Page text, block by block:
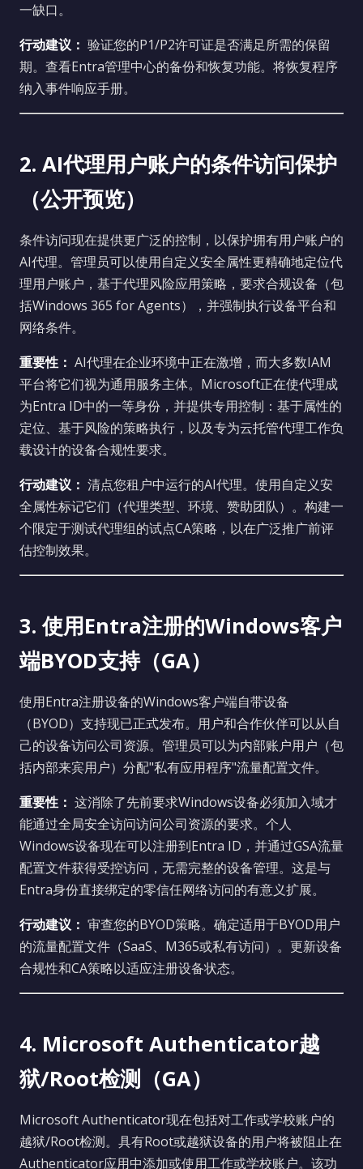
一缺口。
行动建议： 验证您的P1/P2许可证是否满足所需的保留
期。查看Entra管理中心的备份和恢复功能。将恢复程序
纳入事件响应手册。
2. AI代理用户账户的条件访问保护
（公开预览）
条件访问现在提供更广泛的控制，以保护拥有用户账户的
AI代理。管理员可以使用自定义安全属性更精确地定位代
理用户账户，基于代理风险应用策略，要求合规设备（包
括Windows 365 for Agents），并强制执行设备平台和
网络条件。
重要性： AI代理在企业环境中正在激增，而大多数IAM
平台将它们视为通用服务主体。Microsoft正在使代理成
为Entra ID中的一等身份，并提供专用控制：基于属性的
定位、基于风险的策略执行，以及专为云托管代理工作负
载设计的设备合规性要求。
行动建议： 清点您租户中运行的AI代理。使用自定义安
全属性标记它们（代理类型、环境、赞助团队）。构建一
个限定于测试代理组的试点CA策略，以在广泛推广前评
估控制效果。
3. 使用Entra注册的Windows客户
端BYOD支持（GA）
使用Entra注册设备的Windows客户端自带设备
（BYOD）支持现已正式发布。用户和合作伙伴可以从自
己的设备访问公司资源。管理员可以为内部账户用户（包
括内部来宾用户）分配"私有应用程序"流量配置文件。
重要性： 这消除了先前要求Windows设备必须加入域才
能通过全局安全访问访问公司资源的要求。个人
Windows设备现在可以注册到Entra ID，并通过GSA流量
配置文件获得受控访问，无需完整的设备管理。这是与
Entra身份直接绑定的零信任网络访问的有意义扩展。
行动建议： 审查您的BYOD策略。确定适用于BYOD用户
的流量配置文件（SaaS、M365或私有访问）。更新设备
合规性和CA策略以适应注册设备状态。
4. Microsoft Authenticator越
狱/Root检测（GA）
Microsoft Authenticator现在包括对工作或学校账户的
越狱/Root检测。具有Root或越狱设备的用户将被阻止在
Authenticator应用中添加或使用工作或学校账户。该功